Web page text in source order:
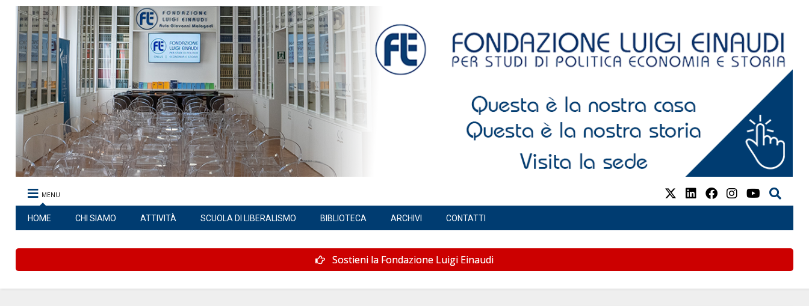
MENU
HOME CHI SIAMO ATTIVITÀ SCUOLA DI LIBERALISMO BIBLIOTECA ARCHIVI CONTATTI
Sostieni la Fondazione Luigi Einaudi